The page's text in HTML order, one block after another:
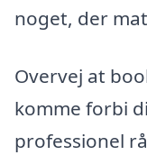
noget, der
Overvej at
komme forbi
professionel